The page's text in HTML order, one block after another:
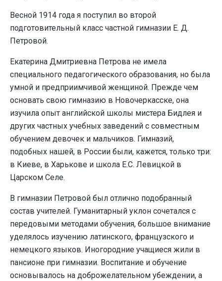
Весной 1914 года я поступил во второй
подготовительный класс частной гимназии Е. Д.
Петровой.
Екатерина Дмитриевна Петрова не имела
специального педагогического образования, но была
умной и предприимчивой женщиной. Прежде чем
основать свою гимназию в Новочеркасске, она
изучила опыт английской школы мистера Бидлея и
других частных учебных заведений с совместным
обучением девочек и мальчиков. Гимназий,
подобных нашей, в России были, кажется, только три:
в Киеве, в Харькове и школа Е.С. Левицкой в
Царском Селе.
В гимназии Петровой был отлично подобранный
состав учителей. Гуманитарный уклон сочетался с
передовыми методами обучения, большое внимание
уделялось изучению латинского, французского и
немецкого языков. Иногородние учащиеся жили в
пансионе при гимназии. Воспитание и обучение
основывалось на доброжелательном убеждении, а